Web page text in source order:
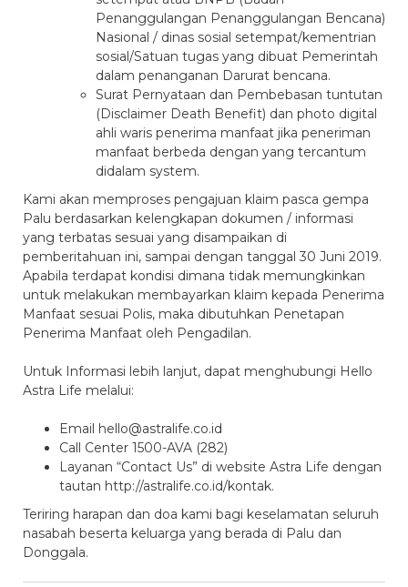
Penanggulangan Penanggulangan Bencana)
Nasional / dinas sosial setempat/kementrian
sosial/Satuan tugas yang dibuat Pemerintah
dalam penanganan Darurat bencana.
Surat Pernyataan dan Pembebasan tuntutan
(Disclaimer Death Benefit) dan photo digital
ahli waris penerima manfaat jika peneriman
manfaat berbeda dengan yang tercantum
didalam system.
Kami akan memproses pengajuan klaim pasca gempa
Palu berdasarkan kelengkapan dokumen / informasi
yang terbatas sesuai yang disampaikan di
pemberitahuan ini, sampai dengan tanggal 30 Juni 2019.
Apabila terdapat kondisi dimana tidak memungkinkan
untuk melakukan membayarkan klaim kepada Penerima
Manfaat sesuai Polis, maka dibutuhkan Penetapan
Penerima Manfaat oleh Pengadilan.
Untuk Informasi lebih lanjut, dapat menghubungi Hello
Astra Life melalui:
Email hello@astralife.co.id
Call Center 1500-AVA (282)
Layanan “Contact Us” di website Astra Life dengan
tautan http://astralife.co.id/kontak.
Teriring harapan dan doa kami bagi keselamatan seluruh
nasabah beserta keluarga yang berada di Palu dan
Donggala.